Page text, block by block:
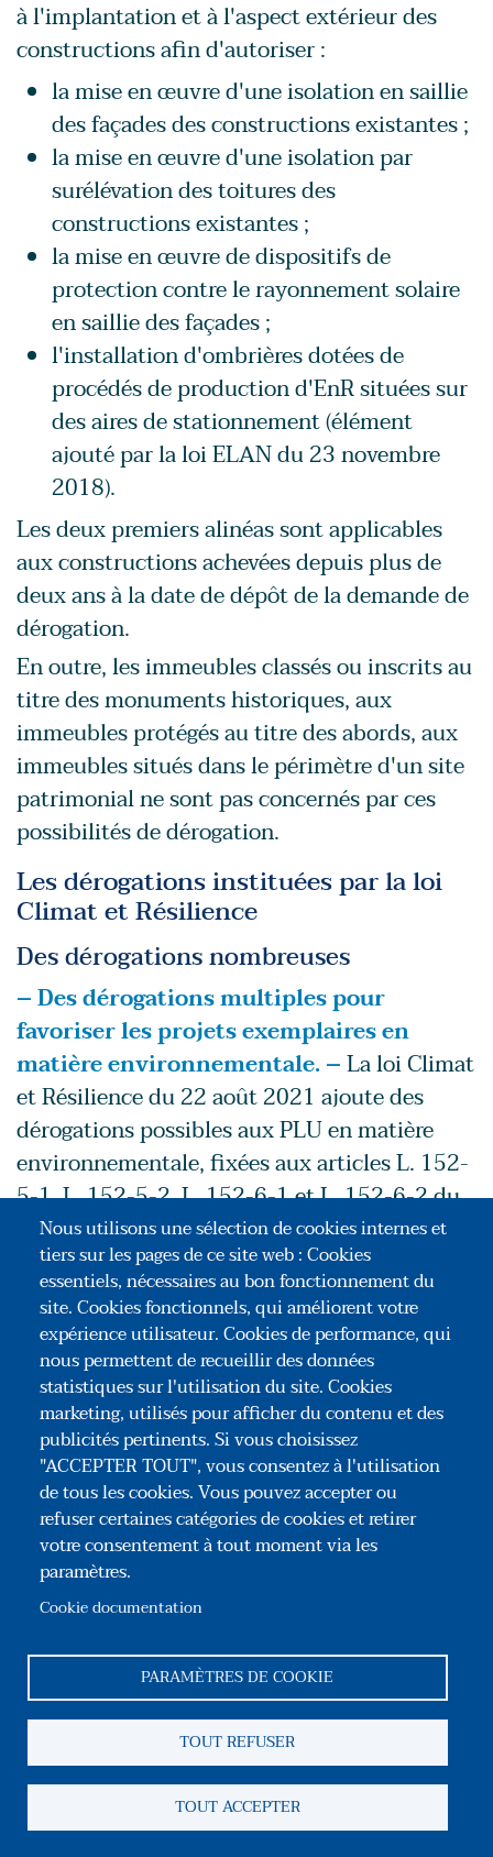
à l'implantation et à l'aspect extérieur des
constructions afin d'autoriser :
la mise en œuvre d'une isolation en saillie
des façades des constructions existantes ;
la mise en œuvre d'une isolation par
surélévation des toitures des
constructions existantes ;
la mise en œuvre de dispositifs de
protection contre le rayonnement solaire
en saillie des façades ;
l'installation d'ombrières dotées de
procédés de production d'EnR situées sur
des aires de stationnement (élément
ajouté par la loi ELAN du 23 novembre
2018).
Les deux premiers alinéas sont applicables
aux constructions achevées depuis plus de
deux ans à la date de dépôt de la demande de
dérogation.
En outre, les immeubles classés ou inscrits au
titre des monuments historiques, aux
immeubles protégés au titre des abords, aux
immeubles situés dans le périmètre d'un site
patrimonial ne sont pas concernés par ces
possibilités de dérogation.
Les dérogations instituées par la loi
Climat et Résilience
Des dérogations nombreuses
– Des dérogations multiples pour
favoriser les projets exemplaires en
matière environnementale. –La loi Climat
et Résilience du 22 août 2021 ajoute des
dérogations possibles aux PLU en matière
environnementale, fixées aux articles L. 152-
5-1, L. 152-5-2, L. 152-6-1 et L. 152-6-2 du
Code de l'urbanisme. Nous les détaillons ci-
après.
– Installation de dispositifs de
végétalisation des façades et des toitures
en zones urbaines et à urbaniser. –
L'autorité compétente pour délivrer le permis
de construire et prendre la décision sur une
déclaration préalable peut déroger aux règles
des PLU relatives à la hauteur et à l'aspect
extérieur des constructions352. Ce dispositif
de végétalisation est autorisé dans la limite
d'un dépassement d'un mètre en tout point
autorisée par le règlement du PLU hors
végétation et peut également être autorisé en
dérogeant aux dispositions concernant les
caractéristiques architecturales des façades,
des toitures des constructions prévues en
application de l'article R. 151-41 du Code de
Nous utilisons une sélection de cookies internes et
tiers sur les pages de ce site web : Cookies
essentiels, nécessaires au bon fonctionnement du
site. Cookies fonctionnels, qui améliorent votre
expérience utilisateur. Cookies de performance, qui
nous permettent de recueillir des données
statistiques sur l'utilisation du site. Cookies
marketing, utilisés pour afficher du contenu et des
publicités pertinents. Si vous choisissez
"ACCEPTER TOUT", vous consentez à l'utilisation
de tous les cookies. Vous pouvez accepter ou
refuser certaines catégories de cookies et retirer
votre consentement à tout moment via les
paramètres.
Cookie documentation
PARAMÈTRES DE COOKIE
TOUT REFUSER
TOUT ACCEPTER